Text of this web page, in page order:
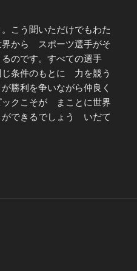
こう聞いただけでもわた
界から スポーツ選手がそ
のです。すべての選手
条件のもとに 力を競う
勝利を争いながら仲良く
クこそが まことに世界
ができるでしょう いだて